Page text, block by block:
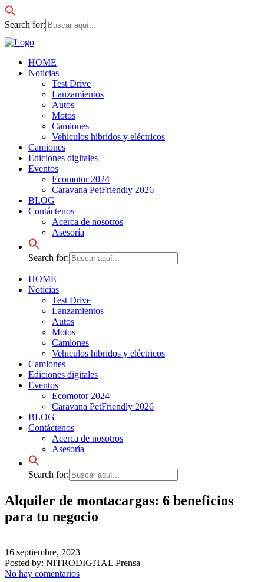
Search for:
HOME
Noticias
Test Drive
Lanzamientos
Autos
Motos
Camiones
Vehiculos hibridos y eléctricos
Camiones
Ediciones digitales
Eventos
Ecomotor 2024
Caravana PetFriendly 2026
BLOG
Contáctenos
Acerca de nosotros
Asesoría
Search for:
HOME
Noticias
Test Drive
Lanzamientos
Autos
Motos
Camiones
Vehiculos hibridos y eléctricos
Camiones
Ediciones digitales
Eventos
Ecomotor 2024
Caravana PetFriendly 2026
BLOG
Contáctenos
Acerca de nosotros
Asesoría
Search for:
Alquiler de montacargas: 6 beneficios
para tu negocio
16 septiembre, 2023
Posted by: NITRODIGITAL Prensa
No hay comentarios